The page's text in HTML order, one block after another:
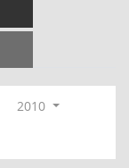
2010